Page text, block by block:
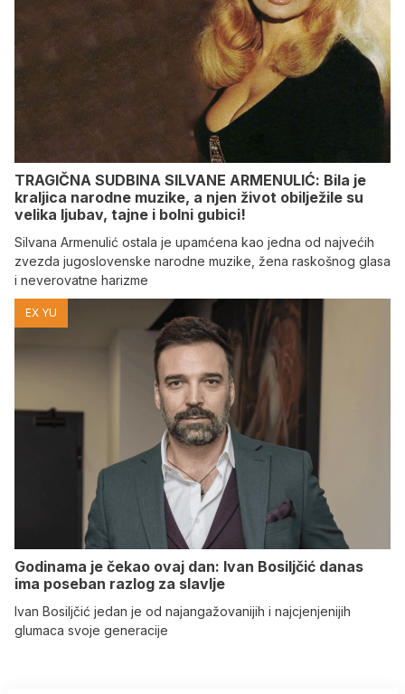
TRAGIČNA SUDBINA SILVANE ARMENULIĆ: Bila je
kraljica narodne muzike, a njen život obilježile su
velika ljubav, tajne i bolni gubici!
Silvana Armenulić ostala je upamćena kao jedna od najvećih
zvezda jugoslovenske narodne muzike, žena raskošnog glasa
i neverovatne harizme
EX YU
Godinama je čekao ovaj dan: Ivan Bosiljčić danas
ima poseban razlog za slavlje
Ivan Bosiljčić jedan je od najangažovanijih i najcjenjenijih
glumaca svoje generacije